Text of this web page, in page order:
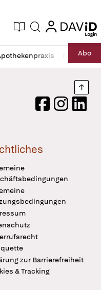
Ausgabe
Suche login
login
RechtAbo
FacebookInstagram
zur Barrierefreiheit
& Tracking